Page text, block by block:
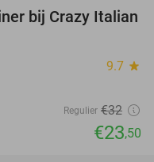
27%
bij Crazy Italian
9.7 star
Regulier €32
€23,50